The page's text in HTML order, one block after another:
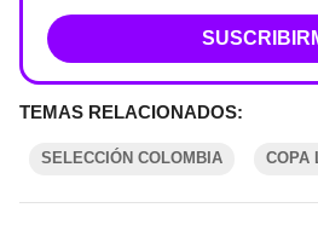
TEMAS RELACIONADOS:
SELECCIÓN COLOMBIA COPA